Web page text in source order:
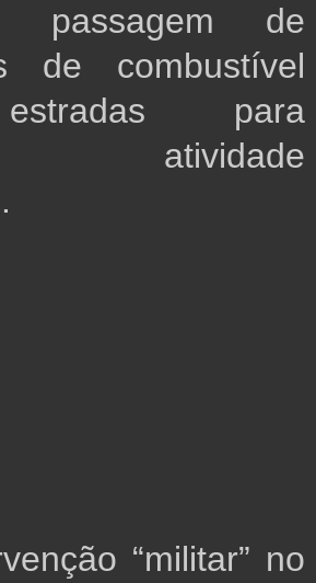
passagem de
de combustível
para
atividade
“militar” no